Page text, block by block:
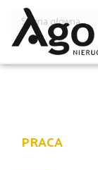
Strona główna
PRACA